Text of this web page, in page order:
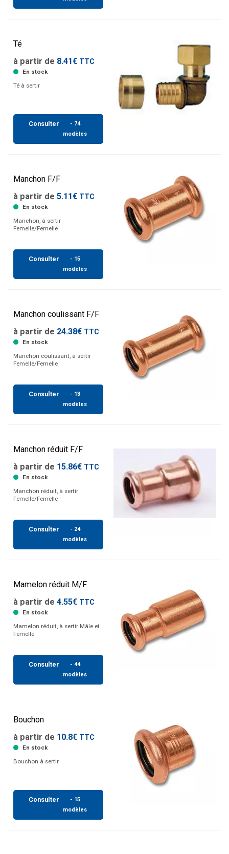
Té
à partir de 8.41€ TTC
En stock
Té à sertir
Consulter
- 74
modèles
Manchon F/F
à partir de 5.11€ TTC
En stock
Manchon, à sertir
Femelle/Femelle
Consulter
- 15
modèles
Manchon coulissant F/F
à partir de 24.38€ TTC
En stock
Manchon coulissant, à sertir
Femelle/Femelle
Consulter
- 13
modèles
Manchon réduit F/F
à partir de 15.86€ TTC
En stock
Manchon réduit, à sertir
Femelle/Femelle
Consulter
- 24
modèles
Mamelon réduit M/F
à partir de 4.55€ TTC
En stock
Mamelon réduit, à sertir Mâle et
Femelle
Consulter
- 44
modèles
Bouchon
à partir de 10.8€ TTC
En stock
Bouchon à sertir
Consulter
- 15
modèles